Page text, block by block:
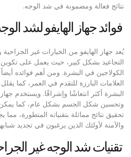
نتائج فعالة ومضمونة في شد الوجه.
فوائد جهاز الهايفو لشد
يُعد جهاز الهايفو من الخيارات غير
التجاعيد بشكل كبير، حيث يعمل على تكوين
الكولاجين في البشرة. ومن أهم فوائده
العلامات البارزة للتقدم في العمر، كما
البشرة أكثر انتعاشًا وإشراقًا. ويستخدم
وتحسين شكل الجسم بشكل عام، كما يمكن
تحقيق نتائج مماثلة بتقنياته المتطورة، مما
والآمنة لأولئك الذين يرغبون في تجديد
تقنيات شد الوجه غير